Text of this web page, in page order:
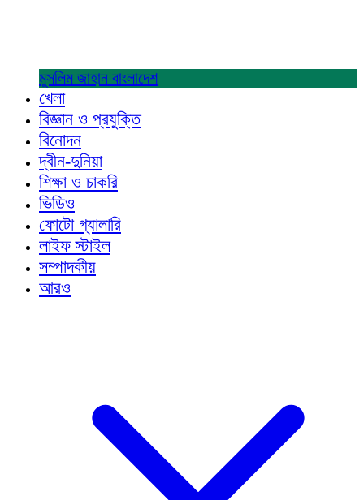
মুসলিম জাহান বাংলাদেশ
খেলা
বিজ্ঞান ও প্রযুক্তি
বিনোদন
দ্বীন-দুনিয়া
শিক্ষা ও চাকরি
ভিডিও
ফোটো গ্যালারি
লাইফ স্টাইল
সম্পাদকীয়
আরও